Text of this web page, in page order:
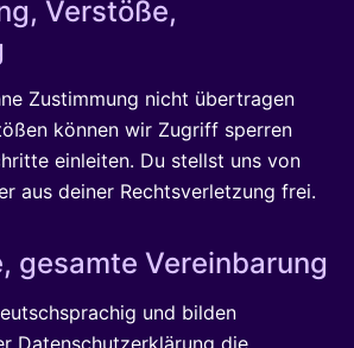
Verstöße,
Zustimmung nicht übertragen
können wir Zugriff sperren
einleiten. Du stellst uns von
aus deiner Rechtsverletzung frei.
gesamte Vereinbarung
und bilden
Datenschutzerklärung die